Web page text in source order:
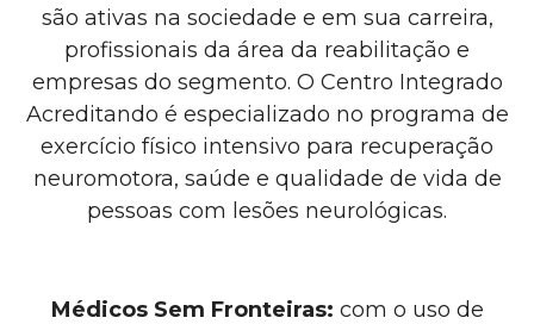
são ativas na sociedade e em sua carreira,
profissionais da área da reabilitação e
empresas do segmento. O Centro Integrado
Acreditando é especializado no programa de
exercício físico intensivo para recuperação
neuromotora, saúde e qualidade de vida de
pessoas com lesões neurológicas.
Médicos Sem Fronteiras: com o uso de